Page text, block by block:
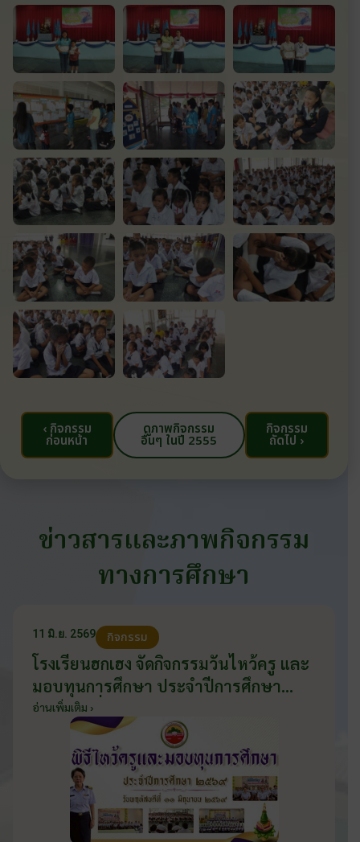
‹ กิจกรรม
ก่อนหน้า
ดูภาพกิจกรรม
อื่นๆ ในปี 2555
กิจกรรม
ถัดไป ›
ข่าวสารและภาพกิจกรรม
ทางการศึกษา
11 มิ.ย. 2569 กิจกรรม
โรงเรียนฮกเฮง จัดกิจกรรมวันไหว้ครู และ
มอบทุนการศึกษา ประจำปีการศึกษา
2569 วันที่ 11 มิถุนายน 2569
อ่านเพิ่มเติม ›